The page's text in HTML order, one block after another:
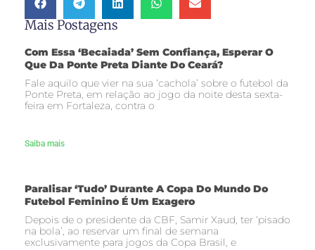
Mais Postagens
Com Essa ‘becaiada’ Sem Confiança, Esperar O
Que Da Ponte Preta Diante Do Ceará?
Fale aquilo que vier na sua ‘cachola’ sobre o futebol da
Ponte Preta, em relação ao jogo da noite desta sexta-
feira em Fortaleza, contra o
Saiba mais
Paralisar ‘tudo’ Durante A Copa Do Mundo Do
Futebol Feminino É Um Exagero
Depois de o presidente da CBF, Samir Xaud, ter ‘pisado
na bola’, ao reservar um final de semana
exclusivamente para jogos da Copa Brasil, e